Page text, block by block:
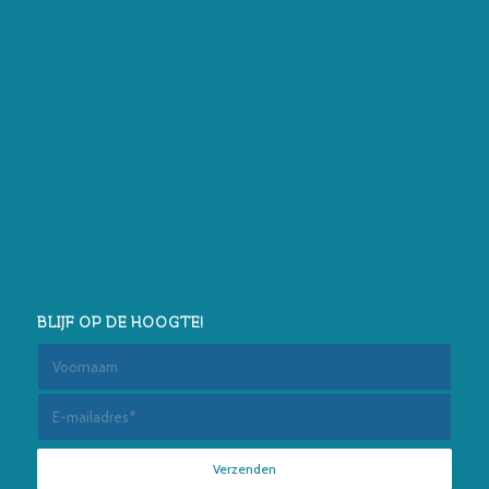
BLIJF OP DE HOOGTE!